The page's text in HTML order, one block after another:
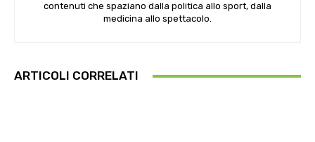
contenuti che spaziano dalla politica allo sport, dalla
medicina allo spettacolo.
ARTICOLI CORRELATI